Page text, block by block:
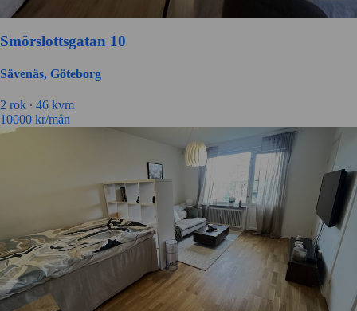
Smörslottsgatan 10
Sävenäs, Göteborg
2 rok ∙ 46 kvm
10000 kr/mån